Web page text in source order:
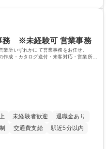
す。 募集職種 【総
運営を支えるゼネラリストを目
険手続き・勤怠管理など）の経験
務 ※未経験可 営業事務
業所いずれかにて営業事務をお任せ。
作成・カタログ送付・来客対応・営業所内
未経験者歓迎
退職金あり
交通費支給
駅近5分以内